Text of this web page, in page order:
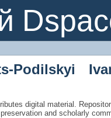
Podilskyi
digital material.
and scholarly